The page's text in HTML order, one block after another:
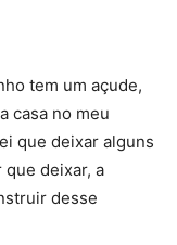
tem um açude,
casa no meu
que deixar alguns
que deixar, a
desse